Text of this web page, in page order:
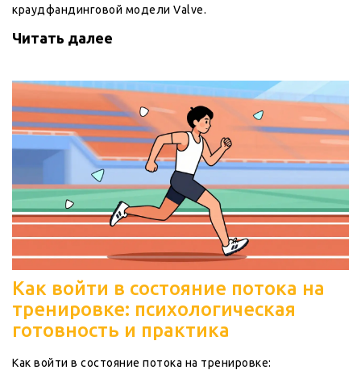
краудфандинговой модели Valve.
Читать далее
Как войти в состояние потока на
тренировке: психологическая
готовность и практика
Как войти в состояние потока на тренировке: